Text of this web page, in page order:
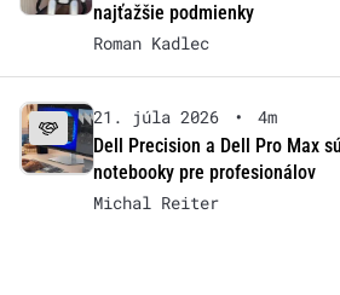
najťažšie podmienky
Roman Kadlec
21. júla 2026 •
4m
Dell Precision a Dell Pro Max
notebooky pre profesionálov
Michal Reiter